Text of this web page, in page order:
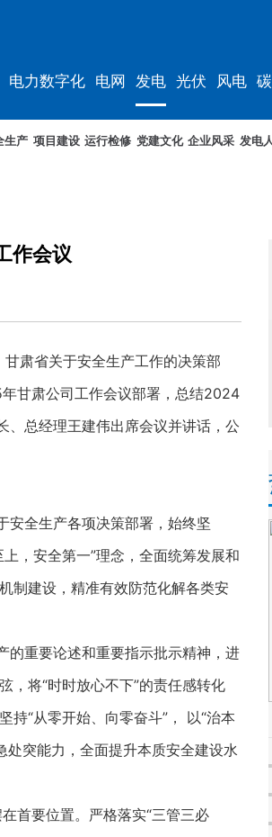
电力数字化 电网 发电 光伏 风电
生产 项目建设 运行检修 党建文化 企业风采 发电
作会议
肃省关于安全生产工作的决策部
甘肃公司工作会议部署，总结2024
总经理王建伟出席会议并讲话，公
全生产各项决策部署，始终坚
，安全第一”理念，全面统筹发展和
制建设，精准有效防范化解各类安
重要论述和重要指示批示精神，进
，将“时时放心不下”的责任感转化
持“从零开始、向零奋斗”， 以“治本
突能力，全面提升本质安全建设水
首要位置。严格落实“三管三必